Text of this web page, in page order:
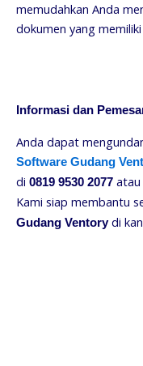
memudahkan Anda
dokumen yang
Informasi dan
Anda dapat
Software Gudang
di 0819 9530 2077 atau
Kami siap membantu
Gudang Ventorydi